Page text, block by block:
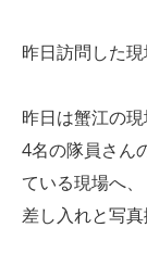
昨日訪問した
昨日は蟹江の現
4名の隊員さん
ている現場へ、
差し入れと写